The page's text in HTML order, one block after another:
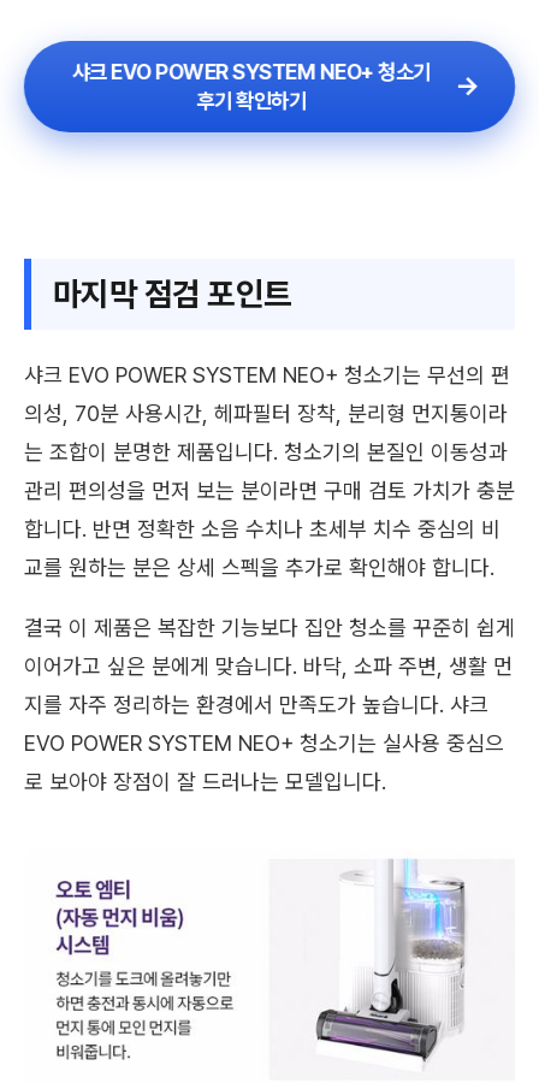
샤크 EVO POWER SYSTEM NEO+ 청소기
후기 확인하기
마지막 점검 포인트
샤크 EVO POWER SYSTEM NEO+ 청소기는 무선의 편
의성, 70분 사용시간, 헤파필터 장착, 분리형 먼지통이라
는 조합이 분명한 제품입니다. 청소기의 본질인 이동성과
관리 편의성을 먼저 보는 분이라면 구매 검토 가치가 충분
합니다. 반면 정확한 소음 수치나 초세부 치수 중심의 비
교를 원하는 분은 상세 스펙을 추가로 확인해야 합니다.
결국 이 제품은 복잡한 기능보다 집안 청소를 꾸준히 쉽게
이어가고 싶은 분에게 맞습니다. 바닥, 소파 주변, 생활 먼
지를 자주 정리하는 환경에서 만족도가 높습니다. 샤크
EVO POWER SYSTEM NEO+ 청소기는 실사용 중심으
로 보아야 장점이 잘 드러나는 모델입니다.